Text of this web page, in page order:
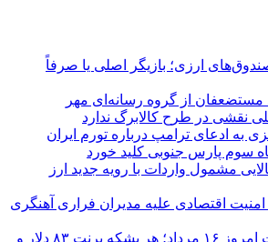
ارزی؛ بازیگر اصلی یا صرفاً
مستضعفان از گروه رسانه‌ای مهر
نقشی در طرح کالابرگ ندارد
به ادعای ترامپ درباره تورم ایران
سوم پارس جنوبی کلید خورد
مشمول واردات با رویه جدید ارز
امنیت اقتصادی علیه مدیران فراری آهنگری
قیمت جهانی نفت امروز ۱۶ مرداد؛ هر بشکه برنت ۸۳ دلار و